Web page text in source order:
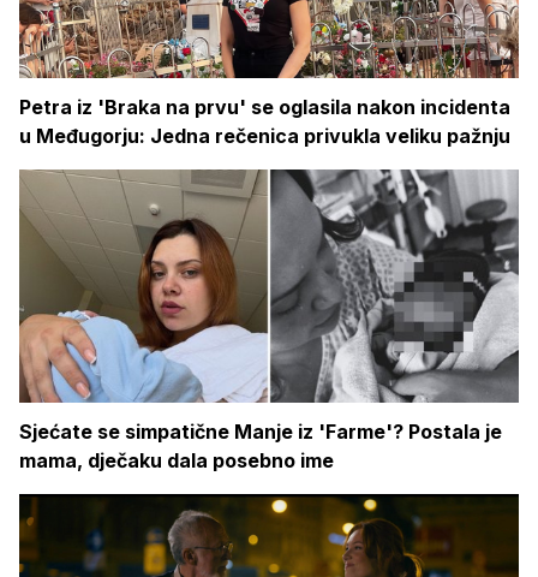
Petra iz 'Braka na prvu' se oglasila nakon incidenta
u Međugorju: Jedna rečenica privukla veliku pažnju
Sjećate se simpatične Manje iz 'Farme'? Postala je
mama, dječaku dala posebno ime